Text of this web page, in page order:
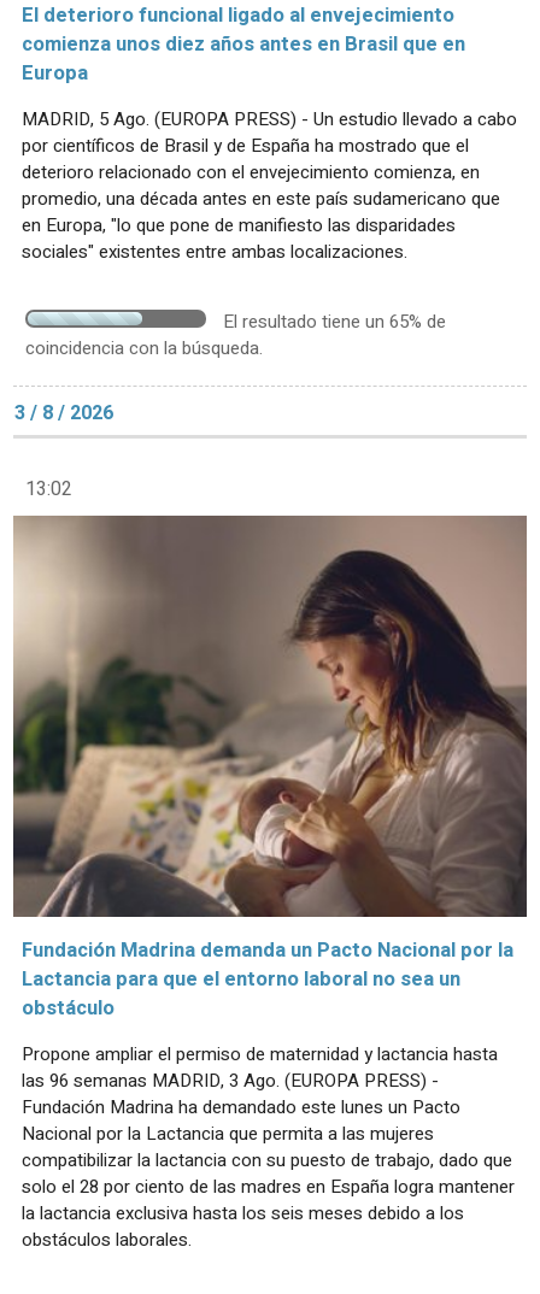
El deterioro funcional ligado al envejecimiento
comienza unos diez años antes en Brasil que en
Europa
MADRID, 5 Ago. (EUROPA PRESS) - Un estudio llevado a cabo
por científicos de Brasil y de España ha mostrado que el
deterioro relacionado con el envejecimiento comienza, en
promedio, una década antes en este país sudamericano que
en Europa, "lo que pone de manifiesto las disparidades
sociales" existentes entre ambas localizaciones.
El resultado tiene un 65% de
coincidencia con la búsqueda.
3 / 8 / 2026
13:02
Fundación Madrina demanda un Pacto Nacional por la
Lactancia para que el entorno laboral no sea un
obstáculo
Propone ampliar el permiso de maternidad y lactancia hasta
las 96 semanas MADRID, 3 Ago. (EUROPA PRESS) -
Fundación Madrina ha demandado este lunes un Pacto
Nacional por la Lactancia que permita a las mujeres
compatibilizar la lactancia con su puesto de trabajo, dado que
solo el 28 por ciento de las madres en España logra mantener
la lactancia exclusiva hasta los seis meses debido a los
obstáculos laborales.